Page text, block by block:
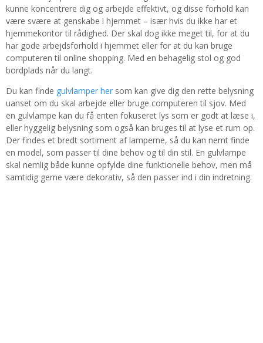
kunne koncentrere dig og arbejde effektivt, og disse forhold kan
være svære at genskabe i hjemmet – især hvis du ikke har et
hjemmekontor til rådighed. Der skal dog ikke meget til, for at du
har gode arbejdsforhold i hjemmet eller for at du kan bruge
computeren til online shopping. Med en behagelig stol og god
bordplads når du langt.
Du kan finde gulvlamper her som kan give dig den rette belysning
uanset om du skal arbejde eller bruge computeren til sjov. Med
en gulvlampe kan du få enten fokuseret lys som er godt at læse i,
eller hyggelig belysning som også kan bruges til at lyse et rum op.
Der findes et bredt sortiment af lamperne, så du kan nemt finde
en model, som passer til dine behov og til din stil. En gulvlampe
skal nemlig både kunne opfylde dine funktionelle behov, men må
samtidig gerne være dekorativ, så den passer ind i din indretning.